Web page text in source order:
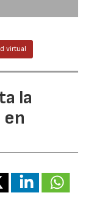
virtual
la